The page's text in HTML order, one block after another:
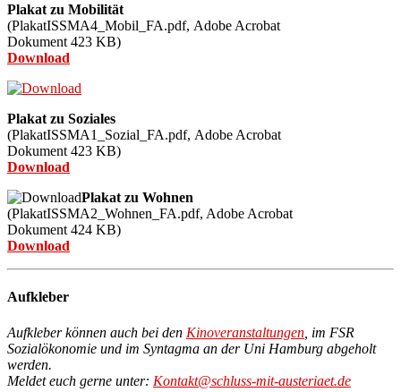
Plakat zu Mobilität
(PlakatISSMA4_Mobil_FA.pdf, Adobe Acrobat
Dokument 423 KB)
Download
Plakat zu Soziales
(PlakatISSMA1_Sozial_FA.pdf, Adobe Acrobat
Dokument 423 KB)
Download
Plakat zu Wohnen
(PlakatISSMA2_Wohnen_FA.pdf, Adobe Acrobat
Dokument 424 KB)
Download
Aufkleber
Aufkleber können auch bei den Kinoveranstaltungen , im FSR
Sozialökonomie und im Syntagma an der Uni Hamburg abgeholt
werden.
Meldet euch gerne unter: Kontakt@schluss-mit-austeriaet.de